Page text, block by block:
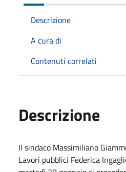
Descrizione
A cura di
Contenuti correlati
Descrizione
Il sindaco Massimiliano
Lavori pubblici Federica